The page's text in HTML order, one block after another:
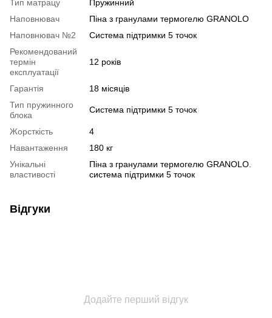
Тип матрацу
Пружинний
Наповнювач
Піна з гранулами термогелю GRANOLO
Наповнювач №2
Система підтримки 5 точок
Рекомендований
термін
експлуатації
12 років
Гарантія
18 місяців
Тип пружинного
блока
Система підтримки 5 точок
Жорсткість
4
Навантаження
180 кг
Унікальні
властивості
Піна з гранулами термогелю GRANOLO.
система підтримки 5 точок
Відгуки
Додайте перший відгук